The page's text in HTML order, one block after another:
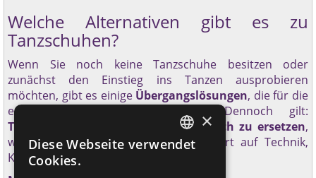
Trainer
Gardestiefel
Orgelschuhe
Steppschuhe
Schuhe in Weiß
Schuhe - weit
Schuhe Hallux geeignet
Schuhe flach
Dance Art
Diamant
Edward Moore
ExclusiveDanceShoes
Lateinschuhe
Gardestiefel
Orgelschuhe
Steppschuhe
Geteilte Sohle
Nueva Epoca
Rumpf
TopTanz
Werner Kern
Welche Alternativen gibt es zu
Tanzschuhen?
Wenn Sie noch keine Tanzschuhe besitzen oder
zunächst den Einstieg ins Tanzen ausprobieren
möchten, gibt es einige Übergangslösungen, die für die
ersten Stunden geeignet sind. Dennoch gilt:
Tanzschuhe sind durch nichts wirklich zu ersetzen,
wenn Sie regelmäßig tanzen oder Wert auf Technik,
Komfort und Sicherheit legen.
GERMAN
×
Diese Webseite verwendet
Cookies.